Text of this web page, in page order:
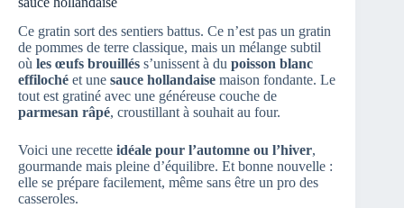
Ce gratin sort des sentiers battus. Ce n’est pas un gratin
de pommes de terre classique, mais un mélange subtil
où les œufs brouillés s’unissent à du poisson blanc
effiloché et une sauce hollandaise maison fondante. Le
tout est gratiné avec une généreuse couche de
parmesan râpé, croustillant à souhait au four.
Voici une recette idéale pour l’automne ou l’hiver,
gourmande mais pleine d’équilibre. Et bonne nouvelle :
elle se prépare facilement, même sans être un pro des
casseroles.